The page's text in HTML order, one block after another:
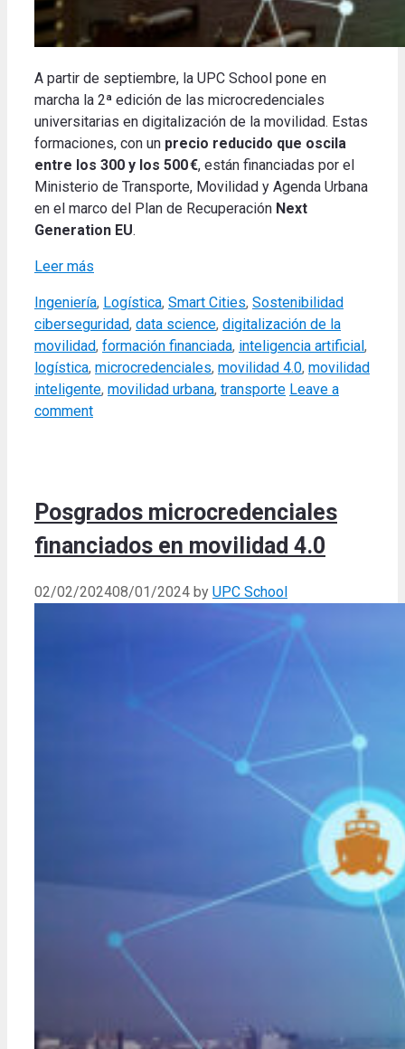
A partir de septiembre, la UPC School pone en
marcha la 2ª edición de las microcredenciales
universitarias en digitalización de la movilidad. Estas
formaciones, con un precio reducido que oscila
entre los 300 y los 500 €, están financiadas por el
Ministerio de Transporte, Movilidad y Agenda Urbana
en el marco del Plan de Recuperación Next
Generation EU.
Leer más
Categories
Ingeniería, Logística, Smart Cities, SostenibilidadTags
ciberseguridad, data science, digitalización de la
movilidad, formación financiada, inteligencia artificial ,
logística, microcredenciales, movilidad 4.0, movilidad
inteligente, movilidad urbana, transporte Leave a
comment
Posgrados microcredenciales
financiados en movilidad 4.0
02/02/202408/01/2024 by UPC School